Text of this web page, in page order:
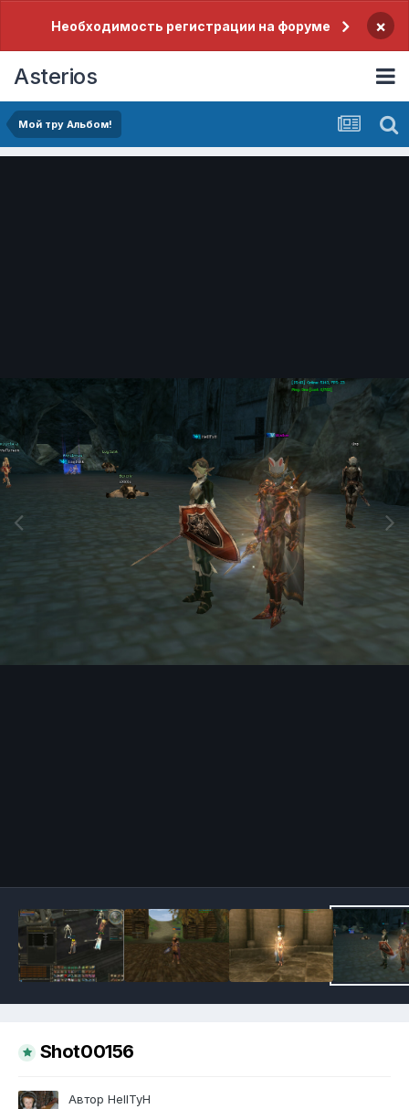
Необходимость регистрации на форуме ×
Asterios
Мой тру Альбом!
Shot00156
Автор HeIITyH